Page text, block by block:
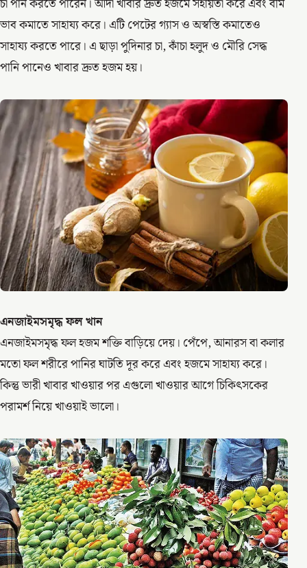
চা পান করতে পারেন। আদা খাবার দ্রুত হজমে সহায়তা করে এবং বমি
ভাব কমাতে সাহায্য করে। এটি পেটের গ্যাস ও অস্বস্তি কমাতেও
সাহায্য করতে পারে। এ ছাড়া পুদিনার চা, কাঁচা হলুদ ও মৌরি সেদ্ধ
পানি পানেও খাবার দ্রুত হজম হয়।
এনজাইমসমৃদ্ধ ফল খান
এনজাইমসমৃদ্ধ ফল হজম শক্তি বাড়িয়ে দেয়। পেঁপে, আনারস বা কলার
মতো ফল শরীরে পানির ঘাটতি দূর করে এবং হজমে সাহায্য করে।
কিন্তু ভারী খাবার খাওয়ার পর এগুলো খাওয়ার আগে চিকিৎসকের
পরামর্শ নিয়ে খাওয়াই ভালো।